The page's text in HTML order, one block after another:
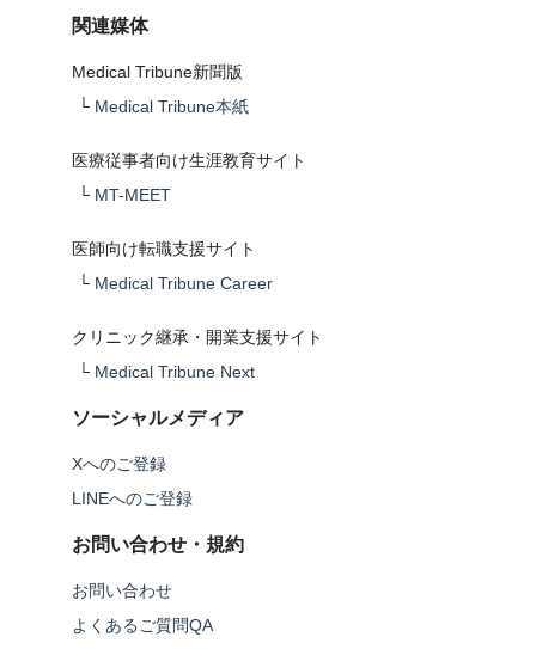
関連媒体
Medical Tribune新聞版
└ Medical Tribune本紙
医療従事者向け生涯教育サイト
└ MT-MEET
医師向け転職支援サイト
└ Medical Tribune Career
クリニック継承・開業支援サイト
└ Medical Tribune Next
ソーシャルメディア
Xへのご登録
LINEへのご登録
お問い合わせ・規約
お問い合わせ
よくあるご質問QA